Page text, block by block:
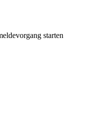
starten